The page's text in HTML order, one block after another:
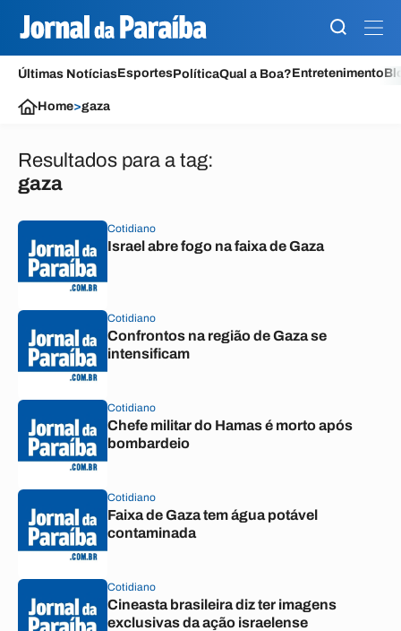
Últimas NotíciasEsportesPolíticaQual a Boa?Entretenimento
Home>gaza
Resultados para a tag:
gaza
Cotidiano
Israel abre fogo na faixa de Gaza
Cotidiano
Confrontos na região de Gaza se
intensificam
Cotidiano
Chefe militar do Hamas é morto após
bombardeio
Cotidiano
Faixa de Gaza tem água potável
contaminada
Cotidiano
Cineasta brasileira diz ter imagens
exclusivas da ação israelense